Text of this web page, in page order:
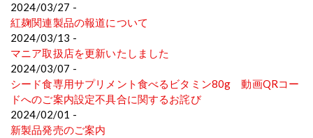
2024/03/27 -
紅麹関連製品の報道について
2024/03/13 -
マニア取扱店を更新いたしました
2024/03/07 -
シード食専用サプリメント食べるビタミン80g 動画QRコー
ドへのご案内設定不具合に関するお詫び
2024/02/01 -
新製品発売のご案内